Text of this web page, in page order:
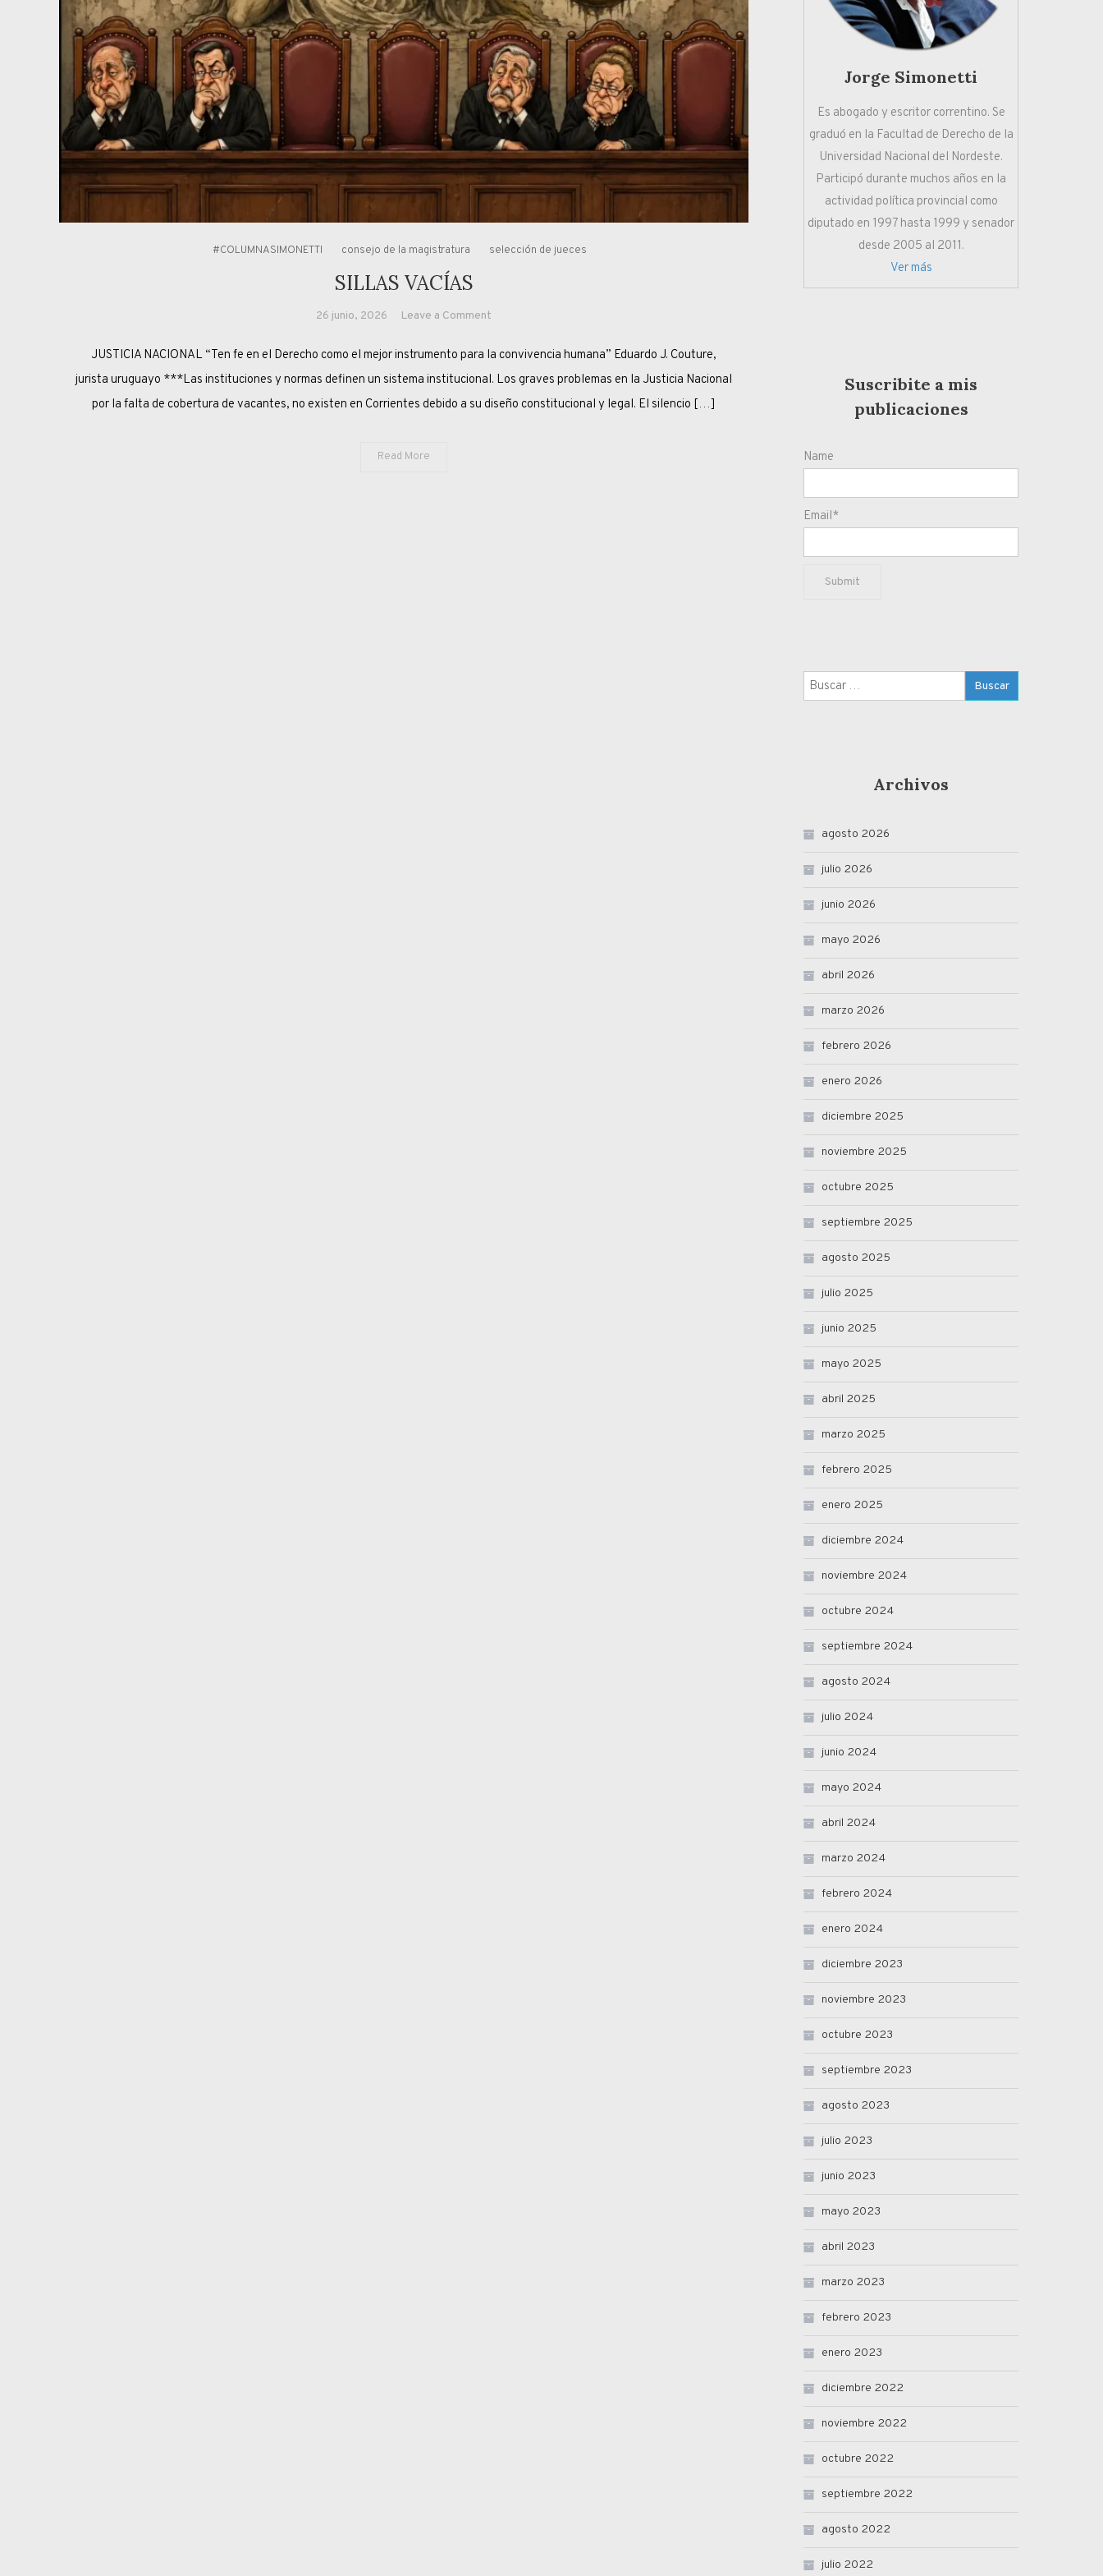
#COLUMNASIMONETTI consejo de la magistratura selección de jueces
SILLAS VACÍAS
26 junio, 2026 Leave a Comment
VACÍAS
JUSTICIA NACIONAL “Ten fe en el Derecho como el mejor instrumento para la convivencia humana” Eduardo J. Couture,
jurista uruguayo ***Las instituciones y normas definen un sistema institucional. Los graves problemas en la Justicia Nacional
por la falta de cobertura de vacantes, no existen en Corrientes debido a su diseño constitucional y legal. El silencio […]
Read More
Jorge Simonetti
Es abogado y escritor correntino. Se
graduó en la Facultad de Derecho de la
Universidad Nacional del Nordeste.
Participó durante muchos años en la
actividad política provincial como
diputado en 1997 hasta 1999 y senador
desde 2005 al 2011.
Ver más
Suscribite a mis
publicaciones
Name
Email*
Buscar:
Archivos
agosto 2026
julio 2026
junio 2026
mayo 2026
abril 2026
marzo 2026
febrero 2026
enero 2026
diciembre 2025
noviembre 2025
octubre 2025
septiembre 2025
agosto 2025
julio 2025
junio 2025
mayo 2025
abril 2025
marzo 2025
febrero 2025
enero 2025
diciembre 2024
noviembre 2024
octubre 2024
septiembre 2024
agosto 2024
julio 2024
junio 2024
mayo 2024
abril 2024
marzo 2024
febrero 2024
enero 2024
diciembre 2023
noviembre 2023
octubre 2023
septiembre 2023
agosto 2023
julio 2023
junio 2023
mayo 2023
abril 2023
marzo 2023
febrero 2023
enero 2023
diciembre 2022
noviembre 2022
octubre 2022
septiembre 2022
agosto 2022
julio 2022